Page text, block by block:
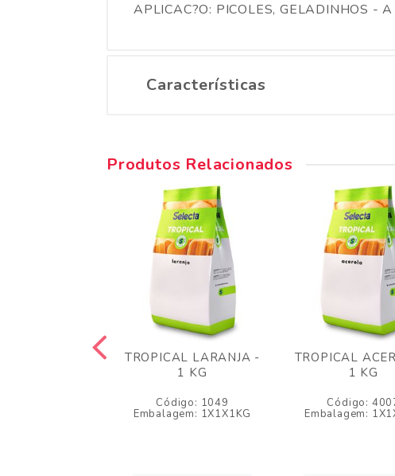
APLICAC?O: PICOLES, GELADINHOS -
Características
Produtos Relacionados
TROPICAL LARANJA -
1 KG
Código: 1049
Embalagem: 1X1X1KG
TROPICAL
1 KG
Código:
Embalagem: